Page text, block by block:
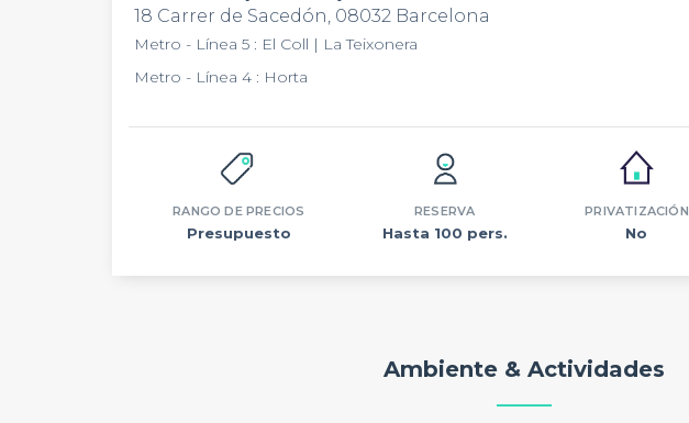
18 Carrer de Sacedón, 08032 Barcelona
Metro - Línea 5 : El Coll | La Teixonera
Metro - Línea 4 : Horta
RANGO DE PRECIOS
Presupuesto
RESERVA
Hasta 100 pers.
PRIVATIZACIÓN
No
Ambiente & Actividades